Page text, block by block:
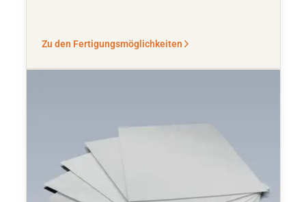
Zu den Fertigungsmöglichkeiten